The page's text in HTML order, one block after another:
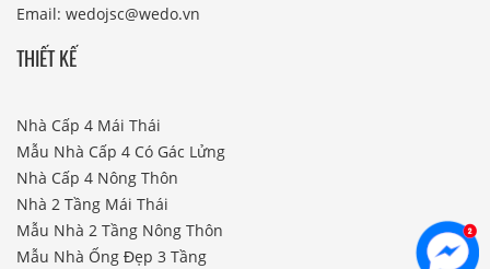
Email: wedojsc@wedo.vn
THIẾT KẾ
Nhà Cấp 4 Mái Thái
Mẫu Nhà Cấp 4 Có Gác Lửng
Nhà Cấp 4 Nông Thôn
Nhà 2 Tầng Mái Thái
Mẫu Nhà 2 Tầng Nông Thôn
Mẫu Nhà Ống Đẹp 3 Tầng